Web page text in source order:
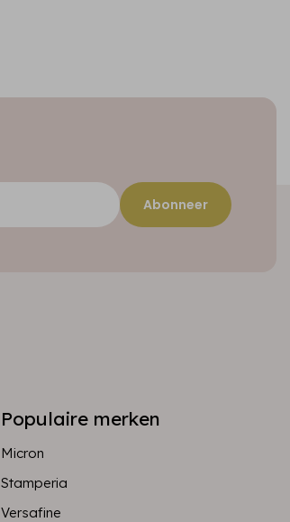
Abonneer
Populaire merken
Micron
Stamperia
Versafine